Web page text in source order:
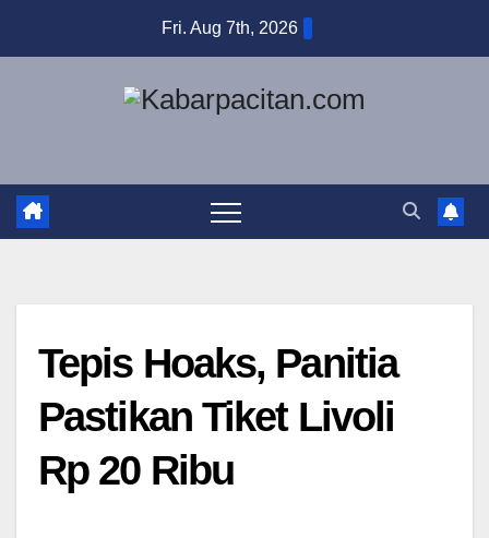
Fri. Aug 7th, 2026
Tepis Hoaks, Panitia
Pastikan Tiket Livoli
Rp 20 Ribu